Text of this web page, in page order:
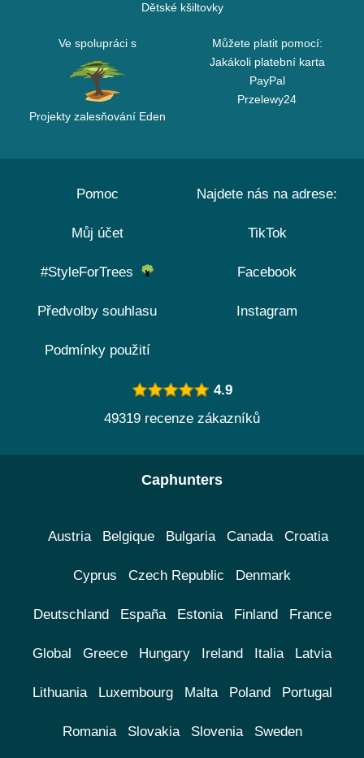
Dětské kšiltovky
Ve spolupráci s
Projekty zalesňování Eden
Můžete platit pomocí:
Jakákoli platební karta
PayPal
Przelewy24
Pomoc
Můj účet
#StyleForTrees
Předvolby souhlasu
Podmínky použití
Najdete nás na adrese:
TikTok
Facebook
Instagram
4.9
49319 recenze zákazníků
Caphunters
Austria Belgique Bulgaria Canada Croatia
Cyprus Czech Republic Denmark
Deutschland España Estonia Finland France
Global Greece Hungary Ireland Italia Latvia
Lithuania Luxembourg Malta Poland Portugal
Romania Slovakia Slovenia Sweden